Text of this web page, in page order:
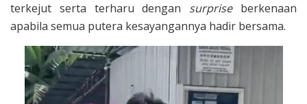
terkejut serta terharu dengan surpriseberkenaan
apabila semua putera kesayangannya hadir bersama.